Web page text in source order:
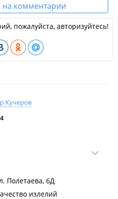
на комментарии
пожалуйста, авторизуйтесь!
Кучеров
4
Полетаева, 6Д
излелий